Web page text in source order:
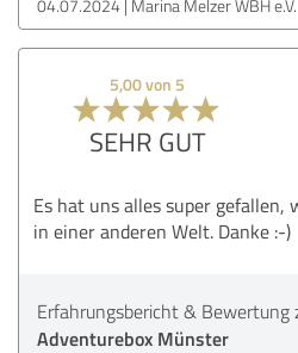
04.07.2024 Marina Melzer WBH e.V.
5,00 von 5
SEHR GUT
Es hat uns alles super
in einer anderen Welt. Danke :-)
Erfahrungsbericht & Bewertung
Adventurebox Münster